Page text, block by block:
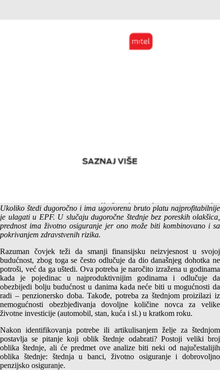
Koji oblik štednje odabrati I ?
Ukoliko štedi dugoročno i ima ugovorenu bruto platu najprofitabilnije
je ulagati u EPF. U slučaju dugoročne štednje bez poreskih olakšica,
prednost ima životno osiguranje jer ono može biti kombinovano i sa
pokrivanjem zdravstvenih rizika.
Razuman čovjek teži da smanji finansijsku neizvjesnost u svojoj
budućnost, zbog toga se često odlučuje da dio današnjeg dohotka ne
potroši, već da ga uštedi. Ova potreba je naročito izražena u godinama
kada je pojedinac u najproduktivnijim godinama i odlučuje da
obezbijedi bolju budućnost u danima kada neće biti u mogućnosti da
radi – penzionersko doba. Takođe, potreba za štednjom proizilazi iz
nemogućnosti obezbjeđivanja dovoljne količine novca za velike
životne investicije (automobil, stan, kuća i sl.) u kratkom roku.
Nakon identifikovanja potrebe ili artikulisanjem želje za štednjom
postavlja se pitanje koji oblik štednje odabrati? Postoji veliki broj
oblika štednje, ali će predmet ove analize biti neki od najučestalijih
oblika štednje: štednja u banci, životno osiguranje i dobrovoljno
penzijsko osiguranje.